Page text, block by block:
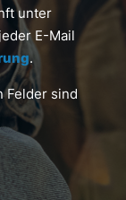
unter
E-Mail
.
Felder sind